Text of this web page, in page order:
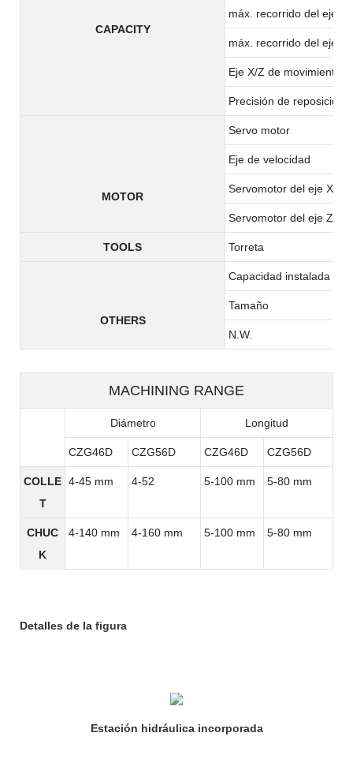
CAPACITY
máx. recorrido del eje X
máx. recorrido del eje Z
Eje X/Z de movimiento
Precisión de reposición
MOTOR
Servo motor
Eje de velocidad
Servomotor del eje X
Servomotor del eje Z
TOOLS Torreta
OTHERS
Capacidad instalada
Tamaño
N.W.
MACHINING RANGE
Diámetro Longitud
CZG46D CZG56D CZG46D CZG56D
COLLE
T
4-45 mm 4-52 5-100 mm 5-80 mm
CHUC
K
4-140 mm 4-160 mm 5-100 mm 5-80 mm
Detalles de la figura
Estación hidráulica incorporada